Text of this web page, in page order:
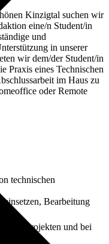
Kinzigtal suchen wir
eine/n Student/in
und
in unserer
wir dem/der Student/in
Praxis eines Technischen
im Haus zu
oder Remote
technischen
einsetzen, Bearbeitung
Projekten und bei